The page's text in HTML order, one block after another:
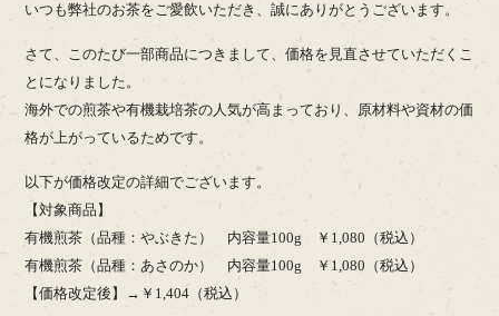
茶工場の見学
Instagram
Online Shop
いつも弊社のお茶をご愛飲いただき、誠にありがとうございます。
さて、このたび一部商品につきまして、価格を見直させていただくこ
とになりました。
海外での煎茶や有機栽培茶の人気が高まっており、原材料や資材の価
格が上がっているためです。
以下が価格改定の詳細でございます。
【対象商品】
有機煎茶（品種：やぶきた） 内容量100g ￥1,080（税込）
有機煎茶（品種：あさのか） 内容量100g ￥1,080（税込）
【価格改定後】→￥1,404（税込）